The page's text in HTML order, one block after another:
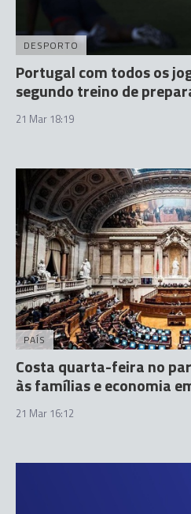
DESPORTO
Portugal com todos os
segundo treino de
21 Mar 18:19
PAÍS
Costa quarta-feira no
às famílias e economia
21 Mar 16:12